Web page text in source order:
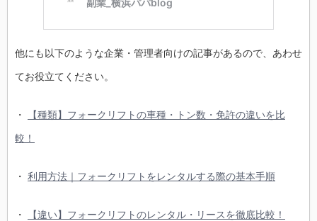
他にも以下のような企業・管理者向けの記事があるので、あわせ
てお役立てください。
・ 【種類】フォークリフトの車種・トン数・免許の違いを比
較！
・ 利用方法｜フォークリフトをレンタルする際の基本手順
・ 【違い】フォークリフトのレンタル・リースを徹底比較！